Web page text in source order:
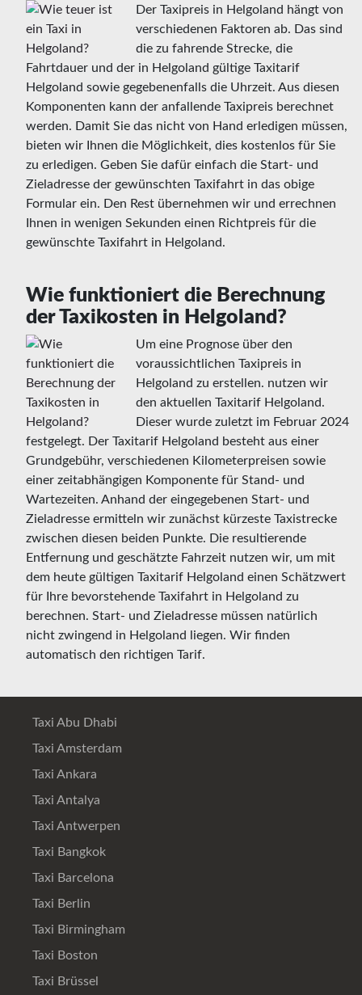
Der Taxipreis in Helgoland hängt von
verschiedenen Faktoren ab. Das sind
die zu fahrende Strecke, die
Fahrtdauer und der in Helgoland gültige Taxitarif
Helgoland sowie gegebenenfalls die Uhrzeit. Aus diesen
Komponenten kann der anfallende Taxipreis berechnet
werden. Damit Sie das nicht von Hand erledigen müssen,
bieten wir Ihnen die Möglichkeit, dies kostenlos für Sie
zu erledigen. Geben Sie dafür einfach die Start- und
Zieladresse der gewünschten Taxifahrt in das obige
Formular ein. Den Rest übernehmen wir und errechnen
Ihnen in wenigen Sekunden einen Richtpreis für die
gewünschte Taxifahrt in Helgoland.
Wie funktioniert die Berechnung
der Taxikosten in Helgoland?
Um eine Prognose über den
voraussichtlichen Taxipreis in
Helgoland zu erstellen. nutzen wir
den aktuellen Taxitarif Helgoland.
Dieser wurde zuletzt im Februar 2024
festgelegt. Der Taxitarif Helgoland besteht aus einer
Grundgebühr, verschiedenen Kilometerpreisen sowie
einer zeitabhängigen Komponente für Stand- und
Wartezeiten. Anhand der eingegebenen Start- und
Zieladresse ermitteln wir zunächst kürzeste Taxistrecke
zwischen diesen beiden Punkte. Die resultierende
Entfernung und geschätzte Fahrzeit nutzen wir, um mit
dem heute gültigen Taxitarif Helgoland einen Schätzwert
für Ihre bevorstehende Taxifahrt in Helgoland zu
berechnen. Start- und Zieladresse müssen natürlich
nicht zwingend in Helgoland liegen. Wir finden
automatisch den richtigen Tarif.
Taxi Abu Dhabi
Taxi Amsterdam
Taxi Ankara
Taxi Antalya
Taxi Antwerpen
Taxi Bangkok
Taxi Barcelona
Taxi Berlin
Taxi Birmingham
Taxi Boston
Taxi Brüssel